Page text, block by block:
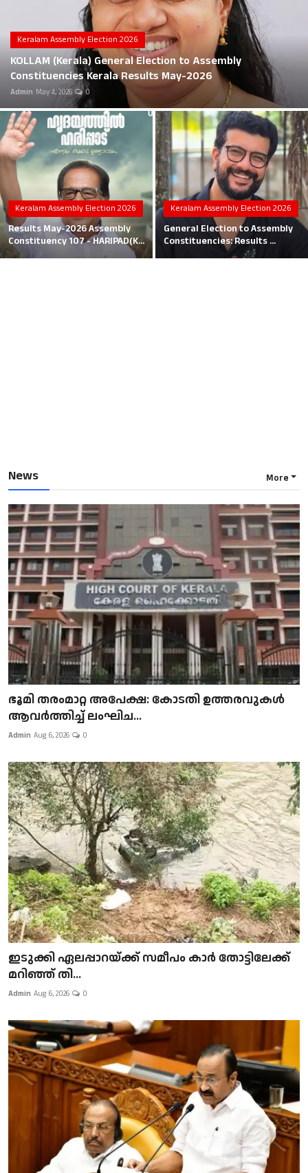
Career
Education
Business
Local News
Earn Money
Tutorials
Malayalam
Keralam Assembly Election 2026
KOLLAM (Kerala) General Election to Assembly
Constituencies Kerala Results May-2026
Admin May 4, 2026 0
Keralam Assembly Election 2026
Results May-2026 Assembly
Constituency 107 - HARIPAD(K...
Keralam Assembly Election 2026
General Election to Assembly
Constituencies: Results ...
News More
ഭൂമി തരംമാറ്റ അപേക്ഷ: കോടതി ഉത്തരവുകൾ
ആവർത്തിച്ച് ലംഘിച...
Admin Aug 6, 2026 0
ഇടുക്കി ഏലപ്പാറയ്ക്ക് സമീപം കാർ തോട്ടിലേക്ക്
മറിഞ്ഞ് തി...
Admin Aug 6, 2026 0